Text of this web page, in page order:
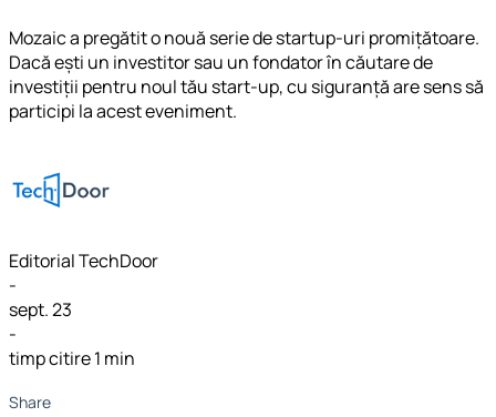
Mozaic a pregătit o nouă serie de startup-uri promițătoare.
Dacă ești un investitor sau un fondator în căutare de
investiții pentru noul tău start-up, cu siguranță are sens să
participi la acest eveniment.
Editorial TechDoor
-
sept. 23
-
timp citire 1 min
Share